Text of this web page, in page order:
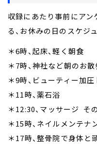
収録にあたり事前にアン
る、お休みの日のスケジ
＊6時、起床、軽く朝食
＊7時、神社など朝のお散
＊9時、ビューティー加
＊11時、薬石浴
＊12:30、マッサージ そ
＊15時、ネイルメンテ
＊17時、整骨院で身体